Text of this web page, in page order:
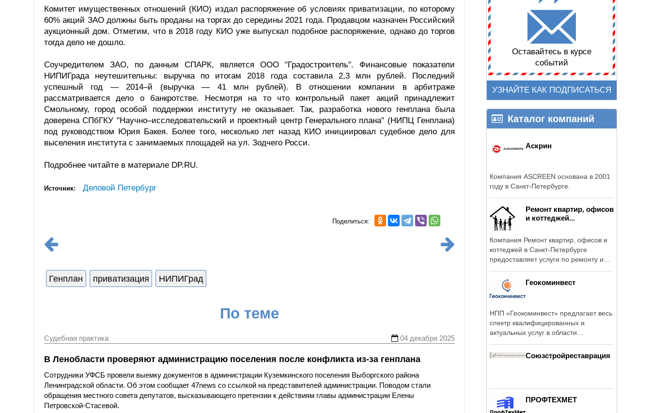
Комитет имущественных отношений (КИО) издал распоряжение об условиях приватизации, по которому
60% акций ЗАО должны быть проданы на торгах до середины 2021 года. Продавцом назначен Российский
аукционный дом. Отметим, что в 2018 году КИО уже выпускал подобное распоряжение, однако до торгов
тогда дело не дошло.
Соучредителем ЗАО, по данным СПАРК, является ООО "Градостроитель". Финансовые показатели
НИПИГрада неутешительны: выручка по итогам 2018 года составила 2,3 млн рублей. Последний
успешный год — 2014–й (выручка — 41 млн рублей). В отношении компании в арбитраже
рассматривается дело о банкротстве. Несмотря на то что контрольный пакет акций принадлежит
Смольному, город особой поддержки институту не оказывает. Так, разработка нового генплана была
доверена СПбГКУ "Научно–исследовательский и проектный центр Генерального плана" (НИПЦ Генплана)
под руководством Юрия Бакея. Более того, несколько лет назад КИО инициировал судебное дело для
выселения института с занимаемых площадей на ул. Зодчего Росси.
Подробнее читайте в материале DP.RU.
Источник: Деловой Петербург
Поделиться:
Генплан приватизация НИПИГрад
По теме
Судебная практика 04 декабря 2025
В Ленобласти проверяют администрацию поселения после конфликта из-за генплана
Сотрудники УФСБ провели выемку документов в администрации Куземкинского поселения Выборгского района
Ленинградской области. Об этом сообщает 47news со ссылкой на представителей администрации. Поводом стали
обращения местного совета депутатов, высказывающего претензии к действиям главы администрации Елены
Петровской-Стасевой.
Оставайтесь в курсе
событий
УЗНАЙТЕ КАК ПОДПИСАТЬСЯ
Каталог компаний
Аскрин
Компания ASCREEN основана в 2001
году в Санкт-Петербурге.
Ремонт квартир, офисов
и коттеджей...
Компания Ремонт квартир, офисов и
коттеджей в Санкт-Петербурге
предоставляет услуги по ремонту и
Геокоминвест
НПП «Геокоминвест» предлагает весь
спектр квалифицированных и
актуальных услуг в области
Союзстройреставрация
ПРОФТЕХМЕТ